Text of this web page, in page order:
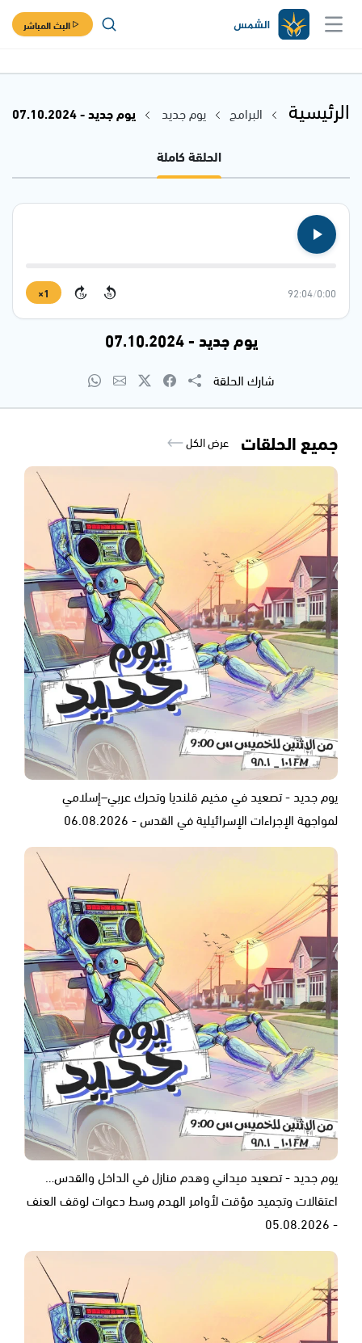
البث المباشر
الرئيسية البرامج يوم جديد
يوم جديد - 07.10.2024
الحلقة كاملة
0:00
/
92:04
15
15
1×
يوم جديد - 07.10.2024
شارك الحلقة
جميع الحلقات عرض الكل
يوم جديد - تصعيد في مخيم قلنديا وتحرك عربي–إسلامي
لمواجهة الإجراءات الإسرائيلية في القدس - 06.08.2026
يوم جديد - تصعيد ميداني وهدم منازل في الداخل والقدس…
اعتقالات وتجميد مؤقت لأوامر الهدم وسط دعوات لوقف العنف
- 05.08.2026